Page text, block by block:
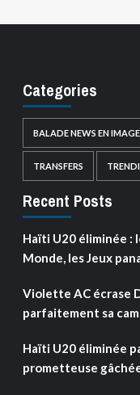
Categories
BALADE NEWS EN
TRANSFERS
Recent Posts
Haïti U20 éliminée :
Monde, les Jeux
Violette AC écrase
parfaitement sa
Haïti U20 éliminée
prometteuse